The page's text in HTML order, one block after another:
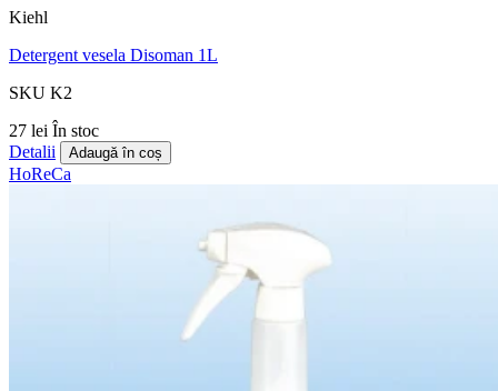
Kiehl
Detergent vesela Disoman 1L
SKU K2
27 lei În stoc
Detalii
Adaugă în coș
HoReCa